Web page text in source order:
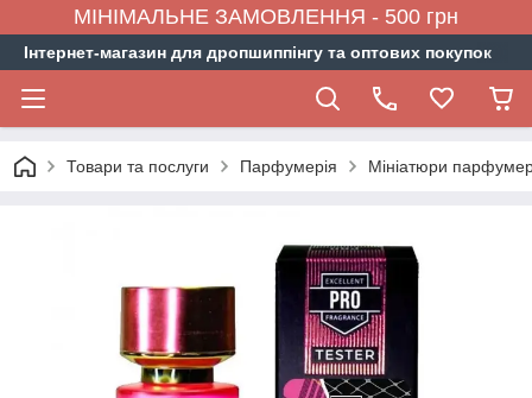
МІНІМАЛЬНЕ ЗАМОВЛЕННЯ - 500 грн
Інтернет-магазин для дропшиппінгу та оптових покупок
Товари та послуги Парфумерія Мініатюри